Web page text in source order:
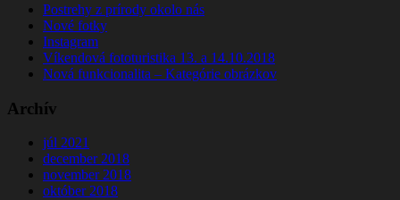
Postrehy z prírody okolo nás
Nové fotky
Instagram
Víkendová fototuristika 13. a 14.10.2018
Nová funkcionalita – Kategórie obrázkov
Archív
júl 2021
december 2018
november 2018
október 2018